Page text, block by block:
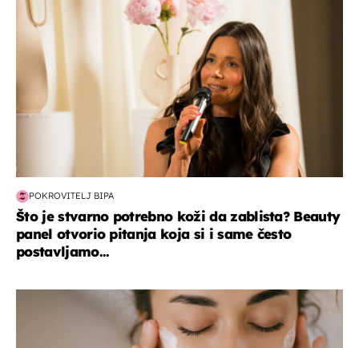
POKROVITELJ BIPA
Što je stvarno potrebno koži da zablista? Beauty
panel otvorio pitanja koja si i same često
postavljamo...
moda & ljepota